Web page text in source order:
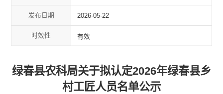
发布日期 2026-05-22
时效性 有效
绿春县农科局关于拟认定2026年绿春县乡
村工匠人员名单公示